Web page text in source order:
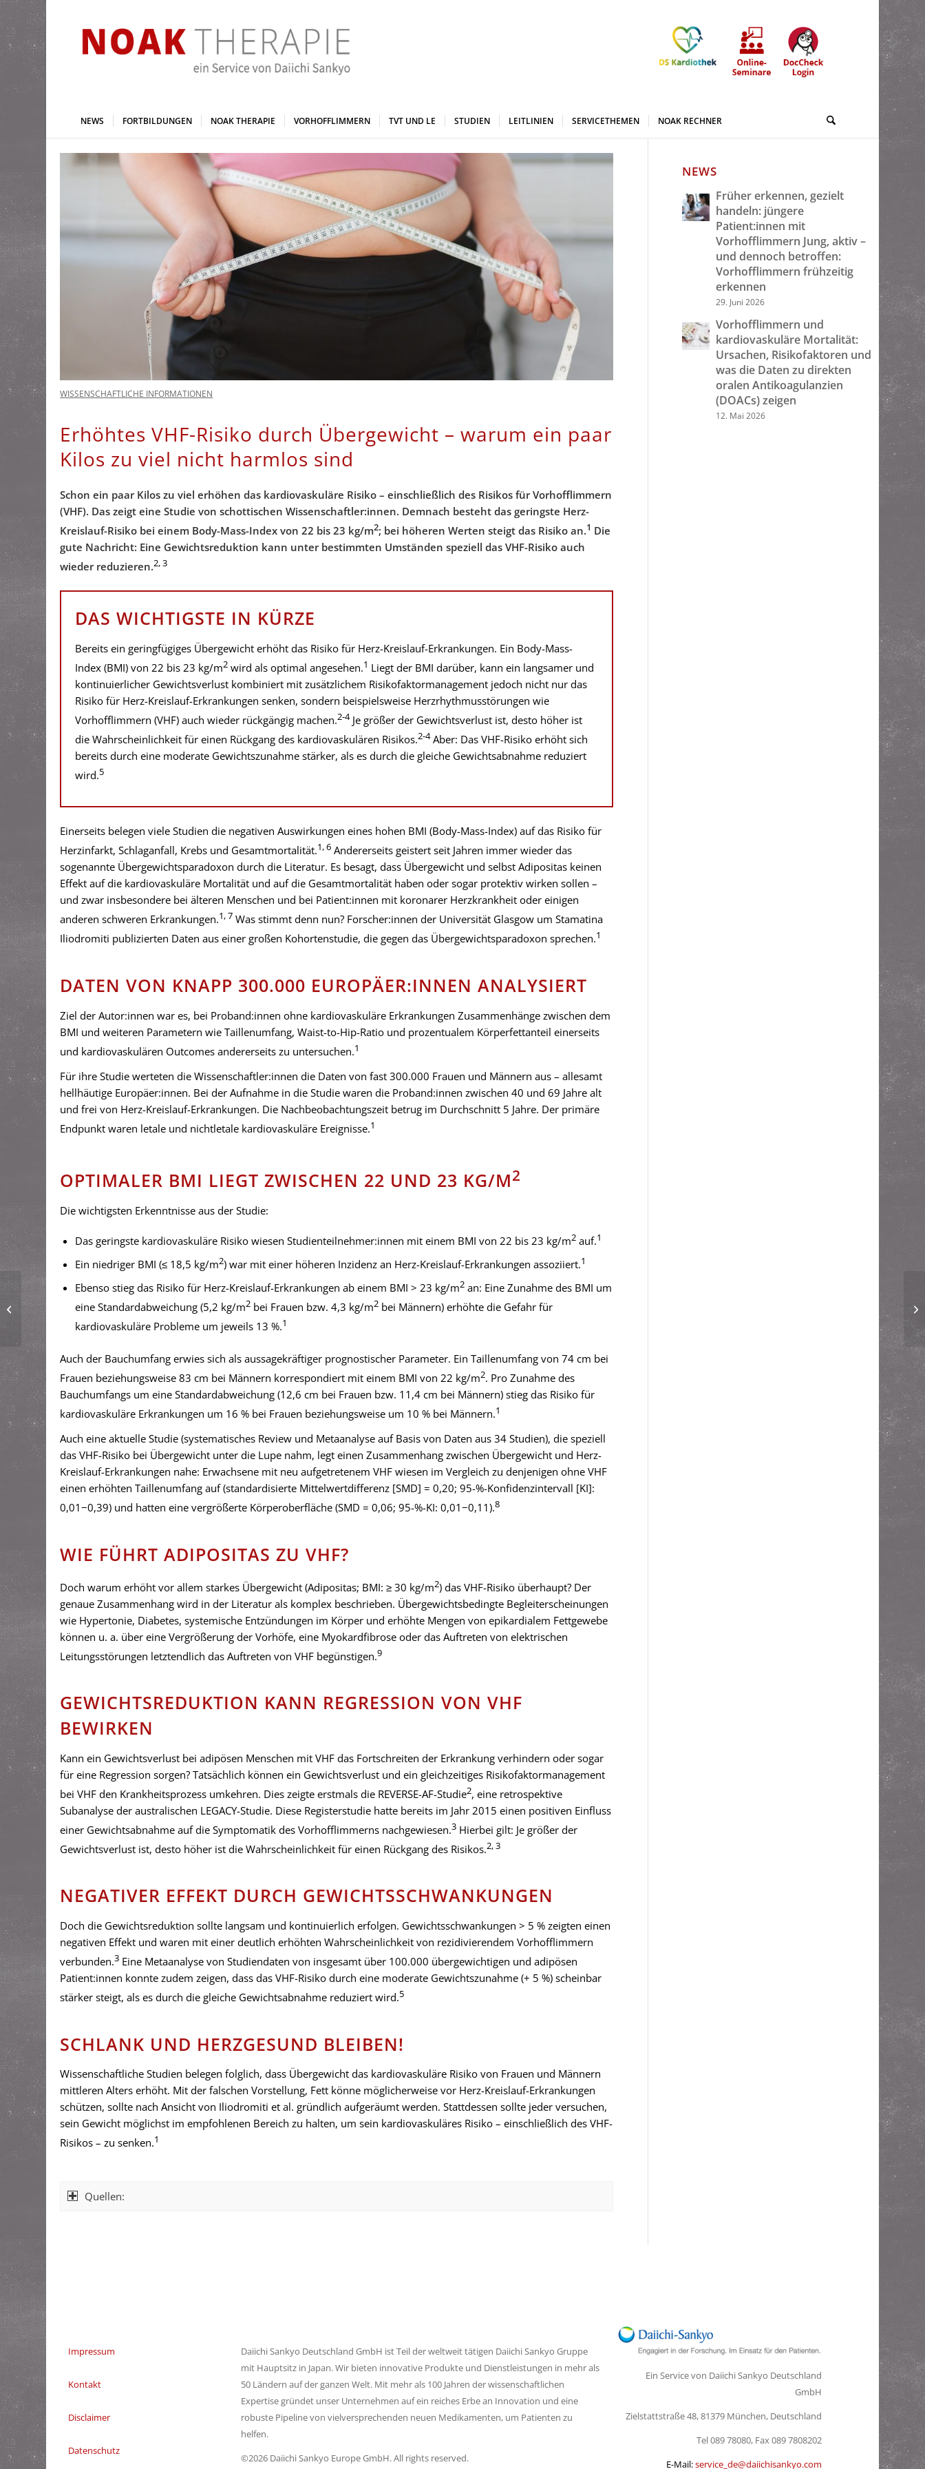
NEWS FORTBILDUNGEN NOAK THERAPIE VORHOFFLIMMERN TVT UND LE STUDIEN LEITLINIEN SERVICETHEMEN NOAK RECHNER
WISSENSCHAFTLICHE INFORMATIONEN
Erhöhtes VHF-Risiko durch Übergewicht – warum ein paar
Kilos zu viel nicht harmlos sind
Schon ein paar Kilos zu viel erhöhen das kardiovaskuläre Risiko – einschließlich des Risikos für Vorhofflimmern
(VHF). Das zeigt eine Studie von schottischen Wissenschaftler:innen. Demnach besteht das geringste Herz-
Kreislauf-Risiko bei einem Body-Mass-Index von 22 bis 23 kg/m2; bei höheren Werten steigt das Risiko an.1 Die
gute Nachricht: Eine Gewichtsreduktion kann unter bestimmten Umständen speziell das VHF-Risiko auch
wieder reduzieren.2, 3
DAS WICHTIGSTE IN KÜRZE
Bereits ein geringfügiges Übergewicht erhöht das Risiko für Herz-Kreislauf-Erkrankungen. Ein Body-Mass-
Index (BMI) von 22 bis 23 kg/m2 wird als optimal angesehen.1 Liegt der BMI darüber, kann ein langsamer und
kontinuierlicher Gewichtsverlust kombiniert mit zusätzlichem Risikofaktormanagement jedoch nicht nur das
Risiko für Herz-Kreislauf-Erkrankungen senken, sondern beispielsweise Herzrhythmusstörungen wie
Vorhofflimmern (VHF) auch wieder rückgängig machen.2-4Je größer der Gewichtsverlust ist, desto höher ist
die Wahrscheinlichkeit für einen Rückgang des kardiovaskulären Risikos.2-4Aber: Das VHF-Risiko erhöht sich
bereits durch eine moderate Gewichtszunahme stärker, als es durch die gleiche Gewichtsabnahme reduziert
wird.5
Einerseits belegen viele Studien die negativen Auswirkungen eines hohen BMI (Body-Mass-Index) auf das Risiko für
Herzinfarkt, Schlaganfall, Krebs und Gesamtmortalität.1, 6 Andererseits geistert seit Jahren immer wieder das
sogenannte Übergewichtsparadoxon durch die Literatur. Es besagt, dass Übergewicht und selbst Adipositas keinen
Effekt auf die kardiovaskuläre Mortalität und auf die Gesamtmortalität haben oder sogar protektiv wirken sollen –
und zwar insbesondere bei älteren Menschen und bei Patient:innen mit koronarer Herzkrankheit oder einigen
anderen schweren Erkrankungen.1, 7 Was stimmt denn nun? Forscher:innen der Universität Glasgow um Stamatina
Iliodromiti publizierten Daten aus einer großen Kohortenstudie, die gegen das Übergewichtsparadoxon sprechen.1
DATEN VON KNAPP 300.000 EUROPÄER:INNEN ANALYSIERT
Ziel der Autor:innen war es, bei Proband:innen ohne kardiovaskuläre Erkrankungen Zusammenhänge zwischen dem
BMI und weiteren Parametern wie Taillenumfang, Waist-to-Hip-Ratio und prozentualem Körperfettanteil einerseits
und kardiovaskulären Outcomes andererseits zu untersuchen.1
Für ihre Studie werteten die Wissenschaftler:innen die Daten von fast 300.000 Frauen und Männern aus – allesamt
hellhäutige Europäer:innen. Bei der Aufnahme in die Studie waren die Proband:innen zwischen 40 und 69 Jahre alt
und frei von Herz-Kreislauf-Erkrankungen. Die Nachbeobachtungszeit betrug im Durchschnitt 5 Jahre. Der primäre
Endpunkt waren letale und nichtletale kardiovaskuläre Ereignisse.1
OPTIMALER BMI LIEGT ZWISCHEN 22 UND 23 KG/M2
Die wichtigsten Erkenntnisse aus der Studie:
Das geringste kardiovaskuläre Risiko wiesen Studienteilnehmer:innen mit einem BMI von 22 bis 23 kg/m2 auf.1
Ein niedriger BMI (≤ 18,5 kg/m2) war mit einer höheren Inzidenz an Herz-Kreislauf-Erkrankungen assoziiert.1
Ebenso stieg das Risiko für Herz-Kreislauf-Erkrankungen ab einem BMI > 23 kg/m2 an: Eine Zunahme des BMI um
eine Standardabweichung (5,2 kg/m2 bei Frauen bzw. 4,3 kg/m2 bei Männern) erhöhte die Gefahr für
kardiovaskuläre Probleme um jeweils 13 %.1
Auch der Bauchumfang erwies sich als aussagekräftiger prognostischer Parameter. Ein Taillenumfang von 74 cm bei
Frauen beziehungsweise 83 cm bei Männern korrespondiert mit einem BMI von 22 kg/m2. Pro Zunahme des
Bauchumfangs um eine Standardabweichung (12,6 cm bei Frauen bzw. 11,4 cm bei Männern) stieg das Risiko für
kardiovaskuläre Erkrankungen um 16 % bei Frauen beziehungsweise um 10 % bei Männern.1
Auch eine aktuelle Studie (systematisches Review und Metaanalyse auf Basis von Daten aus 34 Studien), die speziell
das VHF-Risiko bei Übergewicht unter die Lupe nahm, legt einen Zusammenhang zwischen Übergewicht und Herz-
Kreislauf-Erkrankungen nahe: Erwachsene mit neu aufgetretenem VHF wiesen im Vergleich zu denjenigen ohne VHF
einen erhöhten Taillenumfang auf (standardisierte Mittelwertdifferenz [SMD] = 0,20; 95-%-Konfidenzintervall [KI]:
0,01−0,39) und hatten eine vergrößerte Körperoberfläche (SMD = 0,06; 95-%-KI: 0,01−0,11).8
WIE FÜHRT ADIPOSITAS ZU VHF?
Doch warum erhöht vor allem starkes Übergewicht (Adipositas; BMI: ≥ 30 kg/m2) das VHF-Risiko überhaupt? Der
genaue Zusammenhang wird in der Literatur als komplex beschrieben. Übergewichtsbedingte Begleiterscheinungen
wie Hypertonie, Diabetes, systemische Entzündungen im Körper und erhöhte Mengen von epikardialem Fettgewebe
können u. a. über eine Vergrößerung der Vorhöfe, eine Myokardfibrose oder das Auftreten von elektrischen
Leitungsstörungen letztendlich das Auftreten von VHF begünstigen.9
GEWICHTSREDUKTION KANN REGRESSION VON VHF
BEWIRKEN
Kann ein Gewichtsverlust bei adipösen Menschen mit VHF das Fortschreiten der Erkrankung verhindern oder sogar
für eine Regression sorgen? Tatsächlich können ein Gewichtsverlust und ein gleichzeitiges Risikofaktormanagement
bei VHF den Krankheitsprozess umkehren. Dies zeigte erstmals die REVERSE-AF-Studie2, eine retrospektive
Subanalyse der australischen LEGACY-Studie. Diese Registerstudie hatte bereits im Jahr 2015 einen positiven Einfluss
einer Gewichtsabnahme auf die Symptomatik des Vorhofflimmerns nachgewiesen.3 Hierbei gilt: Je größer der
Gewichtsverlust ist, desto höher ist die Wahrscheinlichkeit für einen Rückgang des Risikos.2, 3
NEGATIVER EFFEKT DURCH GEWICHTSSCHWANKUNGEN
Doch die Gewichtsreduktion sollte langsam und kontinuierlich erfolgen. Gewichtsschwankungen > 5 % zeigten einen
negativen Effekt und waren mit einer deutlich erhöhten Wahrscheinlichkeit von rezidivierendem Vorhofflimmern
verbunden.3 Eine Metaanalyse von Studiendaten von insgesamt über 100.000 übergewichtigen und adipösen
Patient:innen konnte zudem zeigen, dass das VHF-Risiko durch eine moderate Gewichtszunahme (+ 5 %) scheinbar
stärker steigt, als es durch die gleiche Gewichtsabnahme reduziert wird.5
SCHLANK UND HERZGESUND BLEIBEN!
Wissenschaftliche Studien belegen folglich, dass Übergewicht das kardiovaskuläre Risiko von Frauen und Männern
mittleren Alters erhöht. Mit der falschen Vorstellung, Fett könne möglicherweise vor Herz-Kreislauf-Erkrankungen
schützen, sollte nach Ansicht von Iliodromiti et al. gründlich aufgeräumt werden. Stattdessen sollte jeder versuchen,
sein Gewicht möglichst im empfohlenen Bereich zu halten, um sein kardiovaskuläres Risiko – einschließlich des VHF-
Risikos – zu senken.1
Quellen:
NEWS
Früher erkennen, gezielt
handeln: jüngere
Patient:innen mit
Vorhofflimmern Jung, aktiv –
und dennoch betroffen:
Vorhofflimmern frühzeitig
erkennen
29. Juni 2026
Vorhofflimmern und
kardiovaskuläre Mortalität:
Ursachen, Risikofaktoren und
was die Daten zu direkten
oralen Antikoagulanzien
(DOACs) zeigen
12. Mai 2026
Impressum
Kontakt
Disclaimer
Datenschutz
Daiichi Sankyo Deutschland GmbH ist Teil der weltweit tätigen Daiichi Sankyo Gruppe
mit Hauptsitz in Japan. Wir bieten innovative Produkte und Dienstleistungen in mehr als
50 Ländern auf der ganzen Welt. Mit mehr als 100 Jahren der wissenschaftlichen
Expertise gründet unser Unternehmen auf ein reiches Erbe an Innovation und eine
robuste Pipeline von vielversprechenden neuen Medikamenten, um Patienten zu
helfen.
©2026 Daiichi Sankyo Europe GmbH. All rights reserved.
Ein Service von Daiichi Sankyo Deutschland
GmbH
Zielstattstraße 48, 81379 München, Deutschland
Tel 089 78080, Fax 089 7808202
E-Mail:service_de@daiichisankyo.com
Kulturelle Vielfalt in der
Arztpraxis – so
vermeiden Sie
Missverständnis...